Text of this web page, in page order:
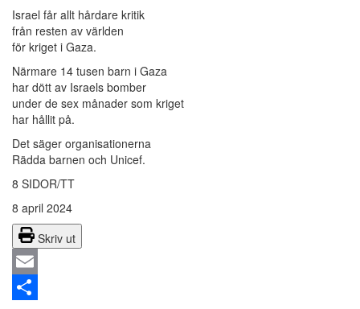
Israel får allt hårdare kritik
från resten av världen
för kriget i Gaza.
Närmare 14 tusen barn i Gaza
har dött av Israels bomber
under de sex månader som kriget
har hållit på.
Det säger organisationerna
Rädda barnen och Unicef.
8 SIDOR/TT
8 april 2024
Skriv ut
Email